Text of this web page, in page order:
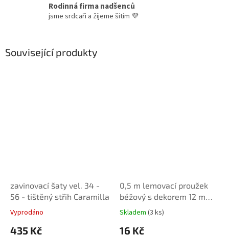
Rodinná firma nadšenců
jsme srdcaři a žijeme šitím 💜
Související produkty
zavinovací šaty vel. 34 -
56 - tištěný střih Caramilla
Vyprodáno
435 Kč
0,5 m lemovací proužek
béžový s dekorem 12 mm
(len/bavlna)
Skladem (3 ks)
16 Kč